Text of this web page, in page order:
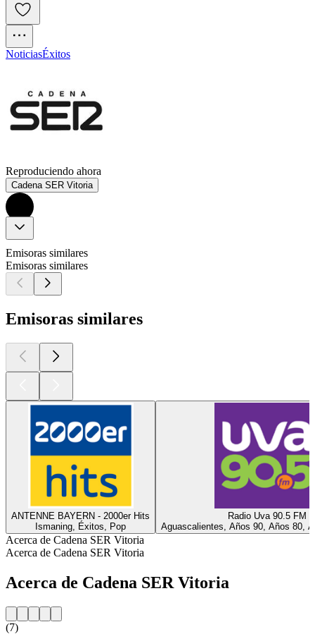
NoticiasÉxitos
Reproduciendo ahora
Cadena SER Vitoria
Emisoras similares
Emisoras similares
Emisoras similares
ANTENNE BAYERN - 2000er Hits
Ismaning, Éxitos, Pop
Radio Uva 90.5 FM
Aguascalientes, Años 90, Años 80,
Acerca de Cadena SER Vitoria
Acerca de Cadena SER Vitoria
Acerca de Cadena SER Vitoria
(7)